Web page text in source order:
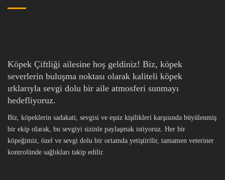
Köpek Çiftliği ailesine hoş geldiniz! Biz, köpek
severlerin buluşma noktası olarak kaliteli köpek
ırklarıyla sevgi dolu bir aile atmosferi sunmayı
hedefliyoruz.
Biz, köpeklerin sadakati, sevgisi ve eşsiz kişilikleri karşısında büyülenmiş
bir ekip olarak, bu sevgiyi sizinle paylaşmak istiyoruz. Her bir
köpeğimiz, özel ve sevgi dolu bir ortamda yetiştirilir, tamamen veteriner
kontrolünde sağlıkları takip edilir.